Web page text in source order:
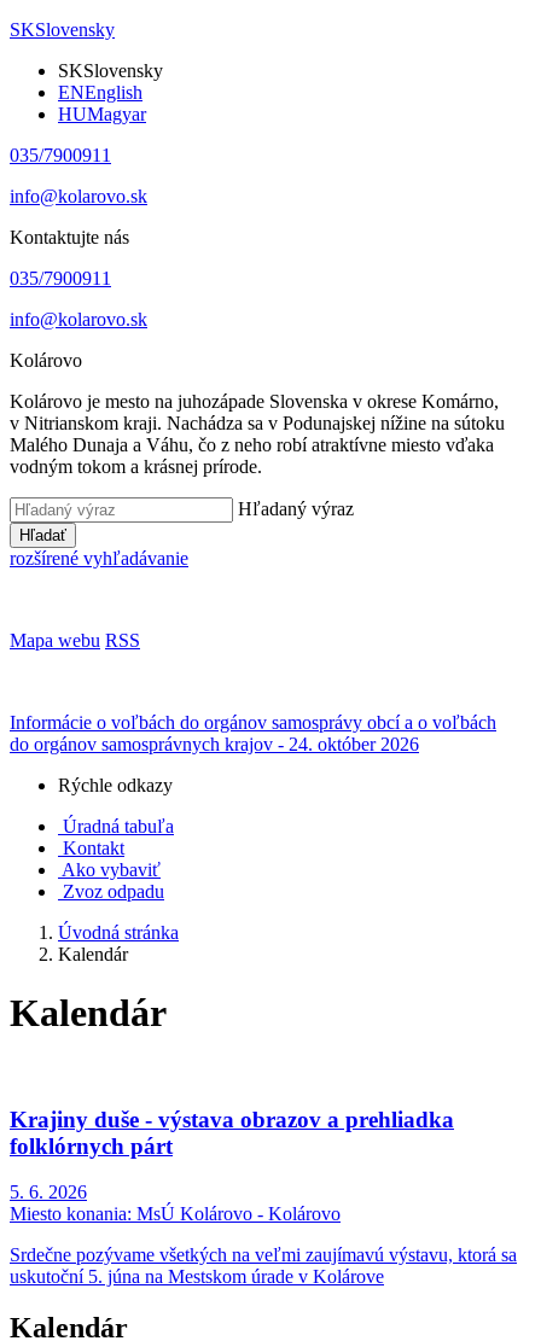
SKSlovensky
SKSlovensky
ENEnglish
HUMagyar
035/7900911
info@kolarovo.sk
Kontaktujte nás
035/7900911
info@kolarovo.sk
Kolárovo
Kolárovo je mesto na juhozápade Slovenska v okrese Komárno,
v Nitrianskom kraji. Nachádza sa v Podunajskej nížine na sútoku
Malého Dunaja a Váhu, čo z neho robí atraktívne miesto vďaka
vodným tokom a krásnej prírode.
Hľadaný výraz
Hľadať
rozšírené vyhľadávanie
Mapa webu RSS
Informácie o voľbách do orgánov samosprávy obcí a o voľbách
do orgánov samosprávnych krajov - 24. október 2026
Rýchle odkazy
Úradná tabuľa
Kontakt
Ako vybaviť
Zvoz odpadu
Úvodná stránka
Kalendár
Kalendár
Krajiny duše - výstava obrazov a prehliadka
folklórnych párt
5. 6. 2026
Miesto konania: MsÚ Kolárovo - Kolárovo
Srdečne pozývame všetkých na veľmi zaujímavú výstavu, ktorá sa
uskutoční 5. júna na Mestskom úrade v Kolárove
Kalendár